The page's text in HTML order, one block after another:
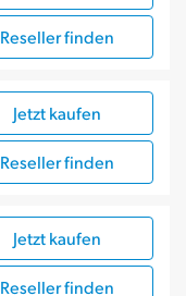
Reseller finden
Jetzt kaufen
Reseller finden
Jetzt kaufen
Reseller finden